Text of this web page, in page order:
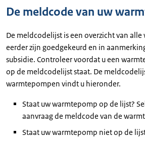
De meldcode van uw
De meldcodelijst is een overzicht van
eerder zijn goedgekeurd en in
subsidie. Controleer voordat u een
op de meldcodelijst staat. De
warmtepompen vindt u hieronder.
Staat uw warmtepomp op de lijst?
aanvraag de meldcode van de
Staat uw warmtepomp niet op de